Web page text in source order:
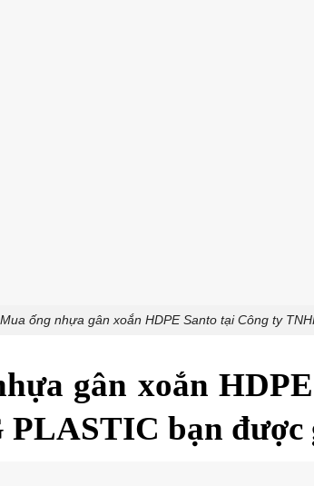
Mua ống nhựa gân xoắn HDPE Santo tại Công ty
gân xoắn
bạn được